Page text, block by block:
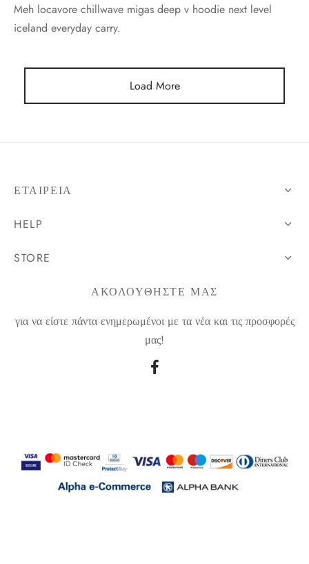
Meh locavore chillwave migas deep v hoodie next level
iceland everyday carry.
Load More
ΕΤΑΙΡΕΊΑ
HELP
STORE
ΑΚΟΛΟΥΘΗΣΤΕ ΜΑΣ
για να είστε πάντα ενημερωμένοι με τα νέα και τις προσφορές
μας!